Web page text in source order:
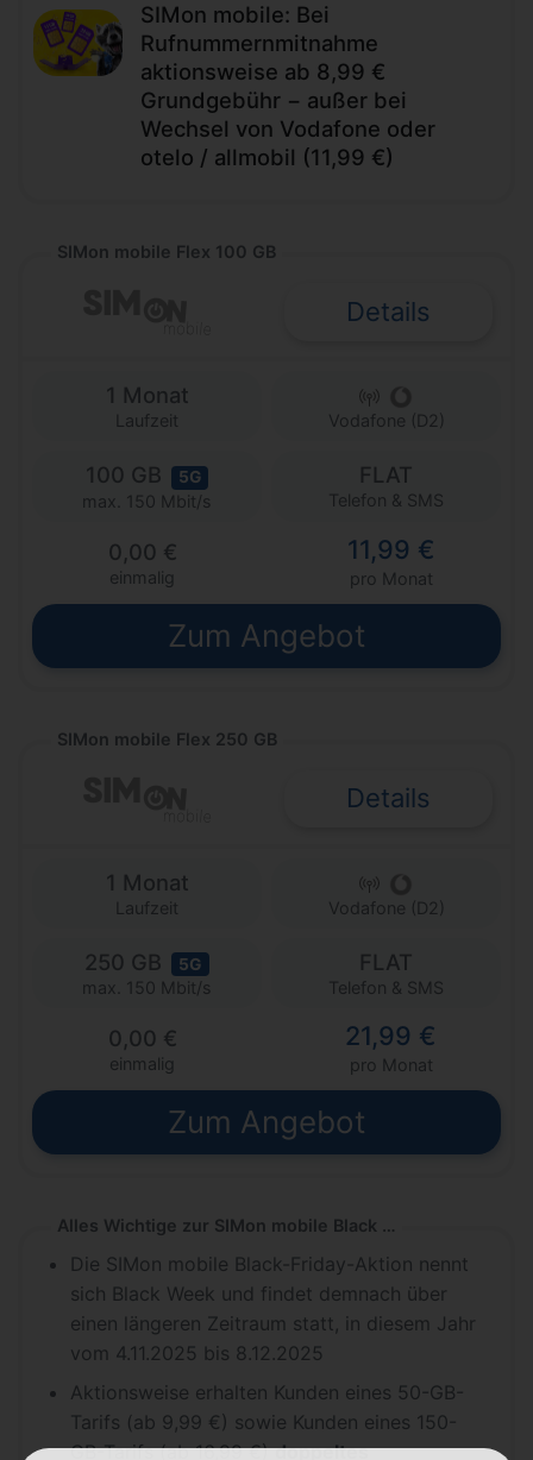
SIMon mobile: Bei
Rufnummernmitnahme
aktionsweise ab 8,99 €
Grundgebühr − außer bei
Wechsel von Vodafone oder
otelo / allmobil (11,99 €)
SIMon mobile Flex 100 GB
Details
1 Monat
Laufzeit Vodafone (D2)
100 GB 5G
max. 150 Mbit/s
FLAT
Telefon & SMS
0,00 €
einmalig
11,99 €
pro Monat
Zum Angebot
SIMon mobile Flex 250 GB
Details
1 Monat
Laufzeit Vodafone (D2)
250 GB 5G
max. 150 Mbit/s
FLAT
Telefon & SMS
0,00 €
einmalig
21,99 €
pro Monat
Zum Angebot
Alles Wichtige zur SIMon mobile Black Week in Kürze
Die SIMon mobile Black-Friday-Aktion nennt
sich Black Week und findet demnach über
einen längeren Zeitraum statt, in diesem Jahr
vom 4.11.2025 bis 8.12.2025
Aktionsweise erhalten Kunden eines 50-GB-
Tarifs (ab 9,99 €) sowie Kunden eines 150-
GB-Tarifs (ab 16,99 €)doppeltes